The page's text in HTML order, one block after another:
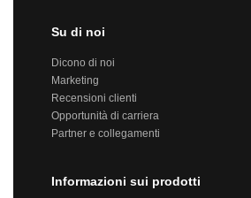
Su di noi
Dicono di noi
Marketing
Recensioni clienti
Opportunità di carriera
Partner e collegamenti
Informazioni sui prodotti